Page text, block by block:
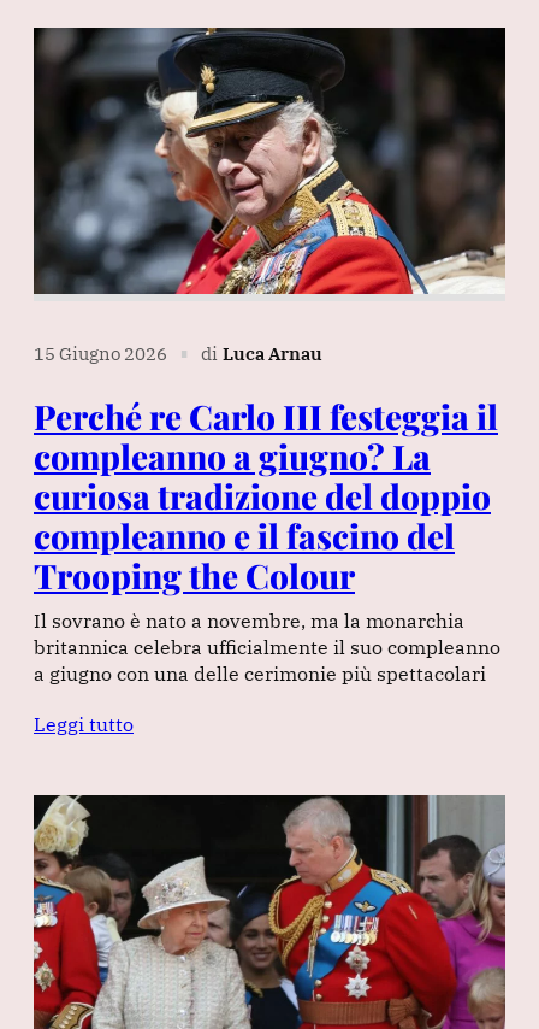
15 Giugno 2026 ∎ di Luca Arnau
Perché re Carlo III festeggia il
compleanno a giugno? La
curiosa tradizione del doppio
compleanno e il fascino del
Trooping the Colour
Il sovrano è nato a novembre, ma la monarchia
britannica celebra ufficialmente il suo compleanno
a giugno con una delle cerimonie più spettacolari
Leggi tutto